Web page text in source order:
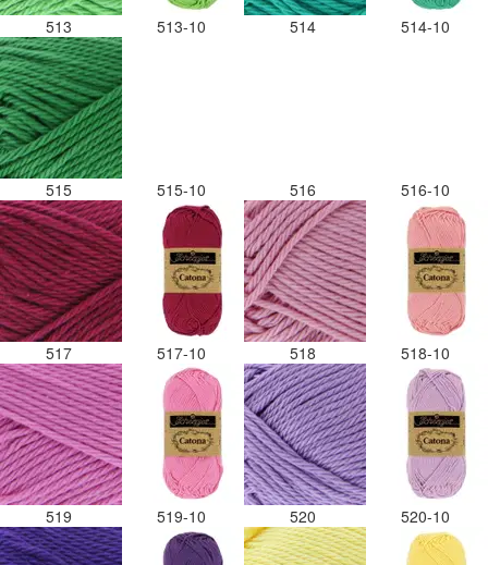
513 513-10 514 514-10
515 515-10 516 516-10
517 517-10 518 518-10
519 519-10 520 520-10